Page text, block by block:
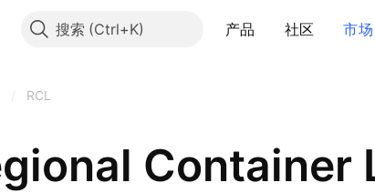
搜索 产品 社区 市场
RCL
Container